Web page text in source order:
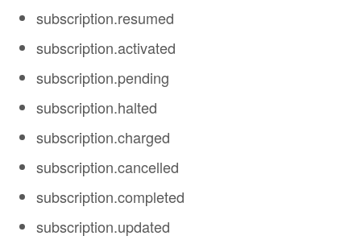
subscription.resumed
subscription.activated
subscription.pending
subscription.halted
subscription.charged
subscription.cancelled
subscription.completed
subscription.updated